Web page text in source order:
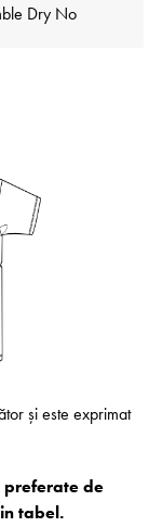
Dry No
și este exprimat
preferate de
tabel.